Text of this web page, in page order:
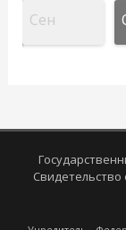
Сен